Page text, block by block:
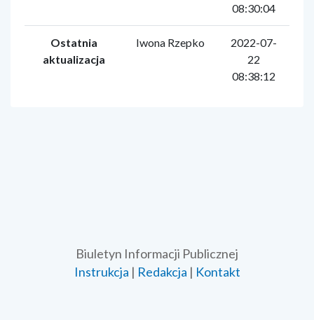
08:30:04
Ostatnia
aktualizacja
Iwona Rzepko
2022-07-
22
08:38:12
Biuletyn Informacji Publicznej
Instrukcja | Redakcja | Kontakt